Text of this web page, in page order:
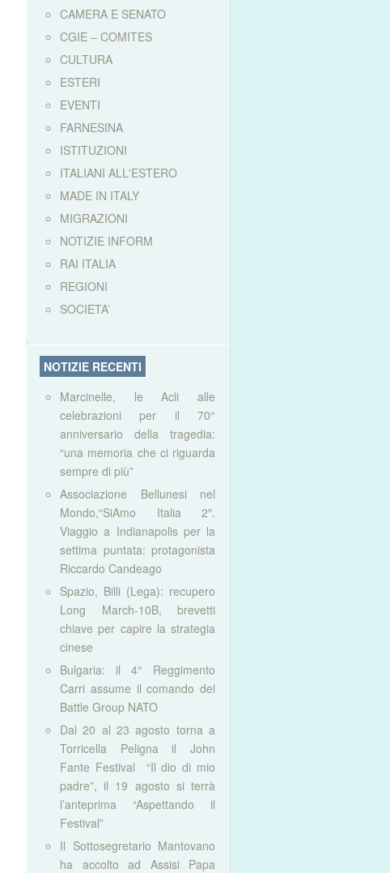
CAMERA E SENATO
CGIE – COMITES
CULTURA
ESTERI
EVENTI
FARNESINA
ISTITUZIONI
ITALIANI ALL'ESTERO
MADE IN ITALY
MIGRAZIONI
NOTIZIE INFORM
RAI ITALIA
REGIONI
SOCIETA’
NOTIZIE RECENTI
Marcinelle, le Acli alle
celebrazioni per il 70°
anniversario della tragedia:
“una memoria che ci riguarda
sempre di più”
Associazione Bellunesi nel
Mondo,“SiAmo Italia 2″.
Viaggio a Indianapolis per la
settima puntata: protagonista
Riccardo Candeago
Spazio, Billi (Lega): recupero
Long March-10B, brevetti
chiave per capire la strategia
cinese
Bulgaria: il 4° Reggimento
Carri assume il comando del
Battle Group NATO
Dal 20 al 23 agosto torna a
Torricella Peligna il John
Fante Festival “Il dio di mio
padre”, il 19 agosto si terrà
l’anteprima “Aspettando il
Festival”
Il Sottosegretario Mantovano
ha accolto ad Assisi Papa